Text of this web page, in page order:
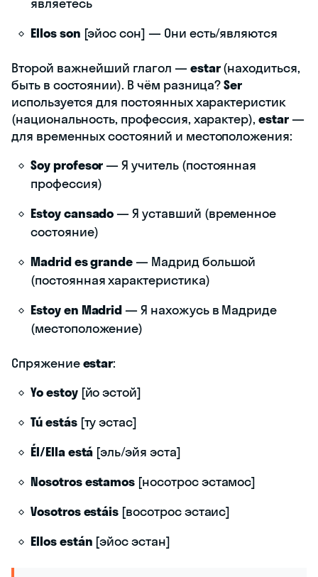
являетесь
Ellos son [эйос сон] — Они есть/являются
Второй важнейший глагол —estar(находиться,
быть в состоянии). В чём разница?Ser
используется для постоянных характеристик
(национальность, профессия, характер),estar—
для временных состояний и местоположения:
Soy profesor— Я учитель (постоянная
профессия)
Estoy cansado— Я уставший (временное
состояние)
Madrid es grande— Мадрид большой
(постоянная характеристика)
Estoy en Madrid— Я нахожусь в Мадриде
(местоположение)
Спряжениеestar:
Yo estoy[йо эстой]
Tú estás[ту эстас]
Él/Ella está [эль/эйя эста]
Nosotros estamos [носотрос эстамос]
Vosotros estáis [восотрос эстаис]
Ellos están [эйос эстан]